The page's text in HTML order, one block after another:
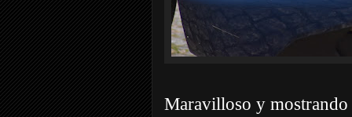
Maravilloso y